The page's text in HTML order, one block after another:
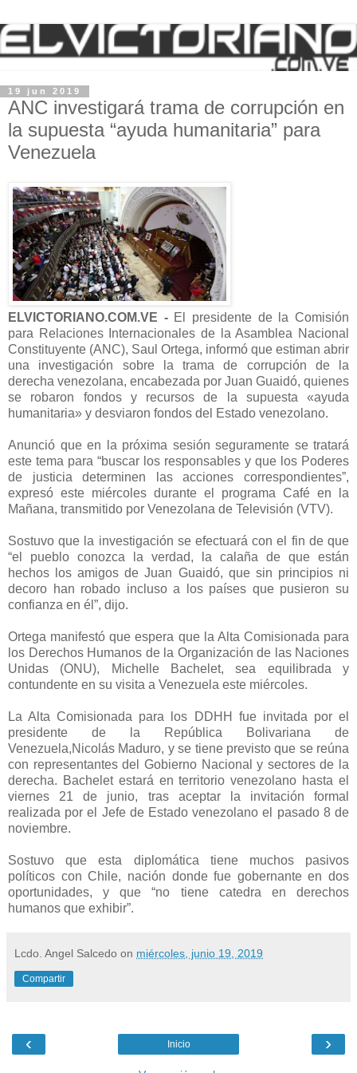
19 jun 2019
ANC investigará trama de corrupción en
la supuesta “ayuda humanitaria” para
Venezuela
ELVICTORIANO.COM.VE - El presidente de la Comisión
para Relaciones Internacionales de la Asamblea Nacional
Constituyente (ANC), Saul Ortega, informó que estiman abrir
una investigación sobre la trama de corrupción de la
derecha venezolana, encabezada por Juan Guaidó, quienes
se robaron fondos y recursos de la supuesta «ayuda
humanitaria» y desviaron fondos del Estado venezolano.
Anunció que en la próxima sesión seguramente se tratará
este tema para “buscar los responsables y que los Poderes
de justicia determinen las acciones correspondientes”,
expresó este miércoles durante el programa Café en la
Mañana, transmitido por Venezolana de Televisión (VTV).
Sostuvo que la investigación se efectuará con el fin de que
“el pueblo conozca la verdad, la calaña de que están
hechos los amigos de Juan Guaidó, que sin principios ni
decoro han robado incluso a los países que pusieron su
confianza en él”, dijo.
Ortega manifestó que espera que la Alta Comisionada para
los Derechos Humanos de la Organización de las Naciones
Unidas (ONU), Michelle Bachelet, sea equilibrada y
contundente en su visita a Venezuela este miércoles.
La Alta Comisionada para los DDHH fue invitada por el
presidente de la República Bolivariana de
Venezuela,Nicolás Maduro, y se tiene previsto que se reúna
con representantes del Gobierno Nacional y sectores de la
derecha. Bachelet estará en territorio venezolano hasta el
viernes 21 de junio, tras aceptar la invitación formal
realizada por el Jefe de Estado venezolano el pasado 8 de
noviembre.
Sostuvo que esta diplomática tiene muchos pasivos
políticos con Chile, nación donde fue gobernante en dos
oportunidades, y que “no tiene catedra en derechos
humanos que exhibir”.
Lcdo. Angel Salcedo on miércoles, junio 19, 2019
Compartir
‹ ›
Inicio